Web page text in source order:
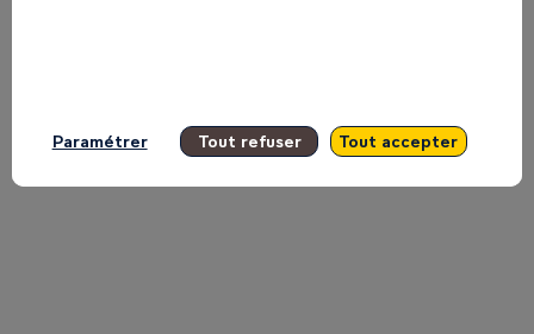
Main
Stage
Paramétrer Tout refuser Tout accepter